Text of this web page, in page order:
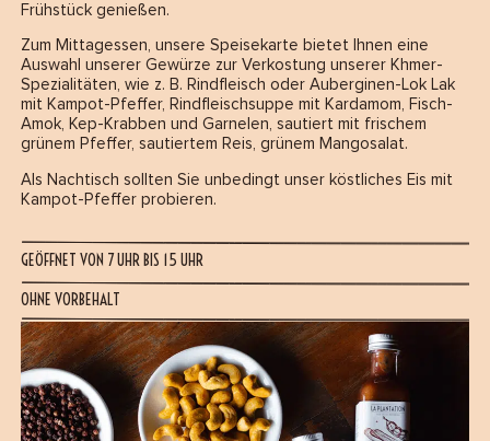
Frühstück genießen.
Zum Mittagessen, unsere Speisekarte bietet Ihnen eine
Auswahl unserer Gewürze zur Verkostung unserer Khmer-
Spezialitäten, wie z. B. Rindfleisch oder Auberginen-Lok Lak
mit Kampot-Pfeffer, Rindfleischsuppe mit Kardamom, Fisch-
Amok, Kep-Krabben und Garnelen, sautiert mit frischem
grünem Pfeffer, sautiertem Reis, grünem Mangosalat.
Als Nachtisch sollten Sie unbedingt unser köstliches Eis mit
Kampot-Pfeffer probieren.
GEÖFFNET VON 7 UHR BIS 15 UHR
OHNE VORBEHALT